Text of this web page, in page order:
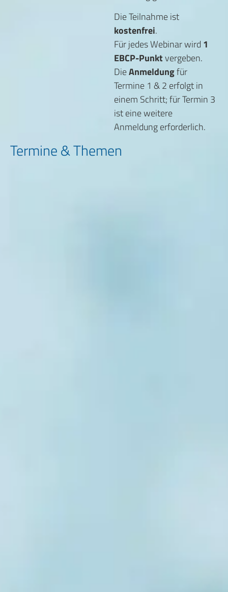
Die Teilnahme ist
kostenfrei.
Für jedes Webinar wird 1
EBCP-Punktvergeben.
DieAnmeldungfür
Termine 1 & 2 erfolgt in
einem Schritt; für Termin 3
ist eine weitere
Anmeldung erforderlich.
Termine & Themen